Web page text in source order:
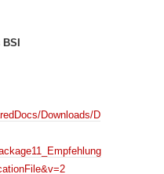
Downloads/D